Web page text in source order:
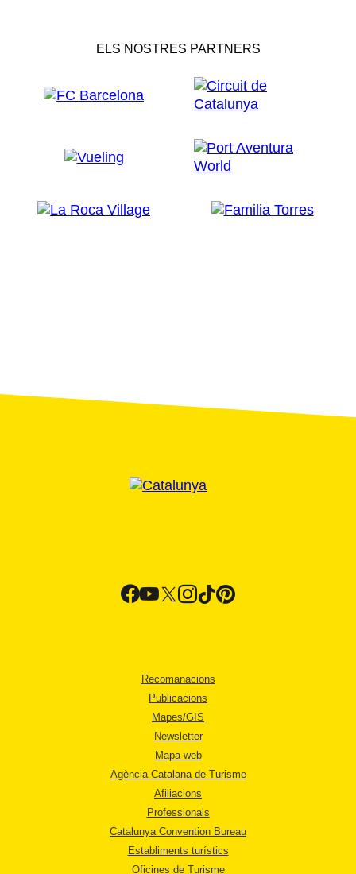
ELS NOSTRES PARTNERS
Recomanacions
Publicacions
Mapes/GIS
Newsletter
Mapa web
Agència Catalana de Turisme
Afiliacions
Professionals
Catalunya Convention Bureau
Establiments turístics
Oficines de Turisme